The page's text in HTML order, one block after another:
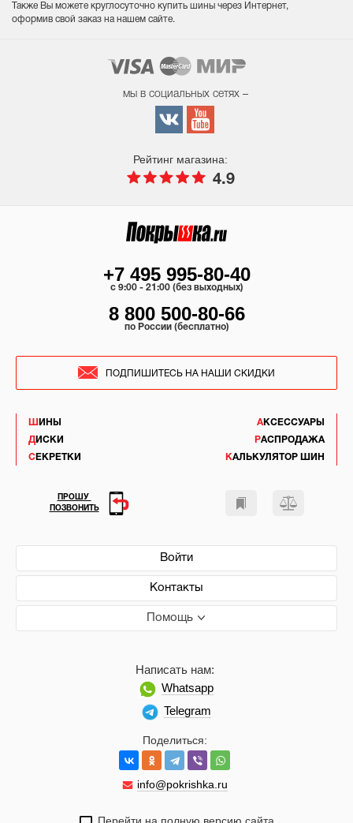
Также Вы можете круглосуточно купить шины через Интернет,
оформив свой заказ на нашем сайте.
мы в социальных сетях –
Рейтинг магазина:
4.9
ШИНЫ
ДИСКИ
СЕКРЕТКИ
АКСЕССУАРЫ
РАСПРОДАЖА
КАЛЬКУЛЯТОР ШИН
Войти
Контакты
Помощь
Поделиться:
info@pokrishka.ru
Написать нам:
Whatsapp
Telegram
+7 495 995-80-40
c 9:00 - 21:00 (без выходных)
8 800 500-80-66
по России (бесплатно)
ПОДПИШИТЕСЬ НА НАШИ СКИДКИ
ПРОШУ
ПОЗВОНИТЬ